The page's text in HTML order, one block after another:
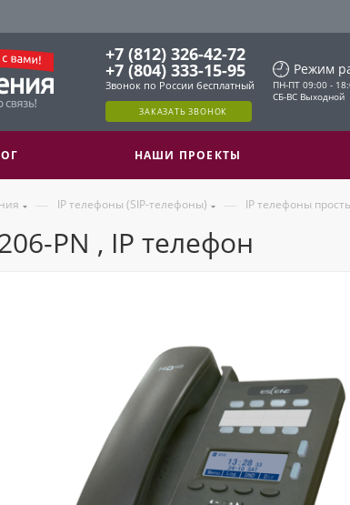
+7 (812) 326-42-72
+7 (804) 333-15-95
Звонок по России бесплатный
ЗАКАЗАТЬ ЗВОНОК
Режим
ПН-ПТ 09:00 -
СБ-ВС Выходной
НАШИ ПРОЕКТЫ
— IP телефоны (SIP-телефоны) — IP телефоны
PN , IP телефон